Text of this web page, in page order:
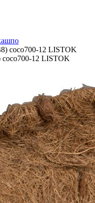
coco700-12 LISTOK
12 LISTOK